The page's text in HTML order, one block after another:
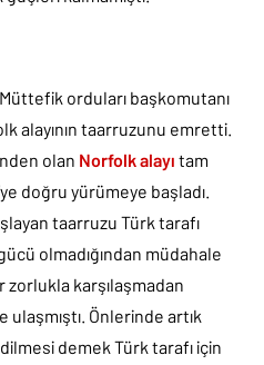
orduları başkomutanı
alayının taarruzunu emretti.
olan Norfolk alayı tam
doğru yürümeye başladı.
taarruzu Türk tarafı
olmadığından müdahale
karşılaşmadan
ulaşmıştı. Önlerinde artık
demek Türk tarafı için